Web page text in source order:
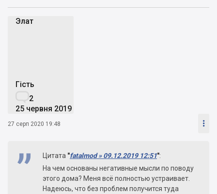
Элат
Гість
2
25 червня 2019
27 серп 2020 19:48 
Цитата "fatalmod » 09.12.2019 12:51":
На чем основаны негативные мысли по поводу
этого дома? Меня всё полностью устраивает.
Надеюсь, что без проблем получится туда